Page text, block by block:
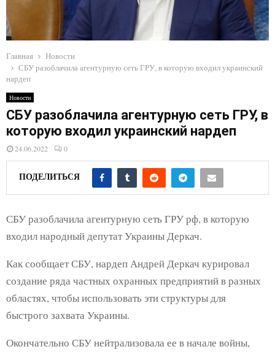
Y
M
E
N
U
Главная
Новости
СБУ разоблачила агентурную сеть ГРУ, в которую входил украинский
нардеп
Новости
СБУ разоблачила агентурную сеть ГРУ, в
которую входил украинский нардеп
24.06.2022 0
ПОДЕЛИТЬСЯ
СБУ разоблачила агентурную сеть ГРУ рф, в которую
входил народный депутат Украины Деркач.
Как сообщает СБУ, нардеп Андрей Деркач курировал
создание ряда частных охранных предприятий в разных
областях, чтобы использовать эти структуры для
быстрого захвата Украины.
Окончательно СБУ нейтрализовала ее в начале войны,